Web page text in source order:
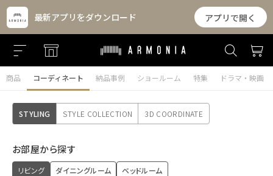
最新アプリをダウンロード アプリで開く
商品 コーディネート 納品事例 ショールーム 特集 ドラマ・映画
STYLING STYLE COLLECTION 3D COORDINATE
お部屋から探す
リビング ダイニングルーム ベッドルーム